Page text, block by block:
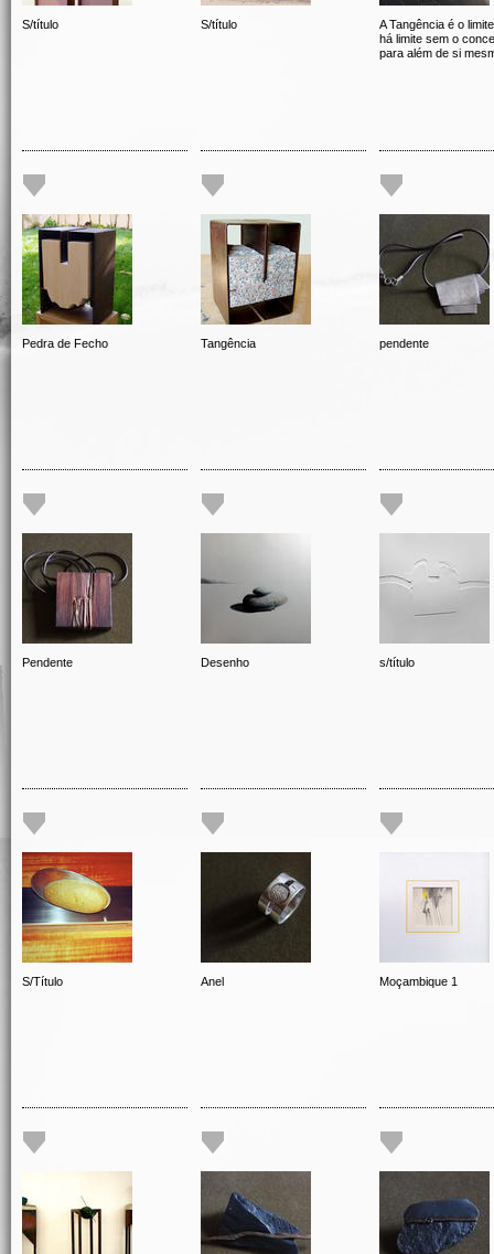
S/título S/título
A Tangência é o
há limite sem o
para além de si
Pedra de Fecho Tangência pendente
Pendente Desenho s/título
S/Título Anel Moçambique 1